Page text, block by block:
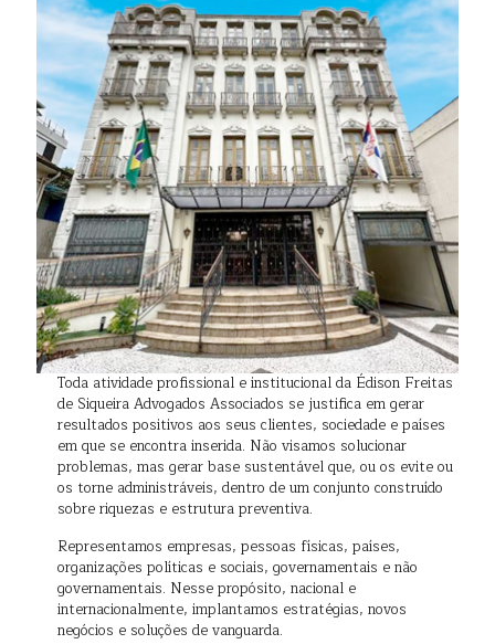
Toda atividade profissional e institucional da Édison Freitas
de Siqueira Advogados Associados se justifica em gerar
resultados positivos aos seus clientes, sociedade e países
em que se encontra inserida. Não visamos solucionar
problemas, mas gerar base sustentável que, ou os evite ou
os torne administráveis, dentro de um conjunto construído
sobre riquezas e estrutura preventiva.
Representamos empresas, pessoas físicas, países,
organizações políticas e sociais, governamentais e não
governamentais. Nesse propósito, nacional e
internacionalmente, implantamos estratégias, novos
negócios e soluções de vanguarda.